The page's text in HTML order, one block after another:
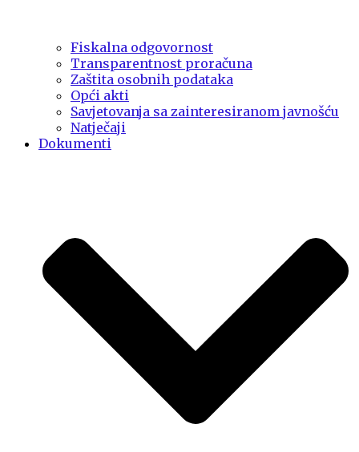
Fiskalna odgovornost
Transparentnost proračuna
Zaštita osobnih podataka
Opći akti
Savjetovanja sa zainteresiranom javnošću
Natječaji
Dokumenti